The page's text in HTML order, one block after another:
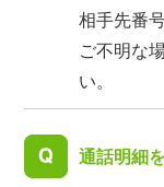
相手先番
ご不明な
い。
通話明細